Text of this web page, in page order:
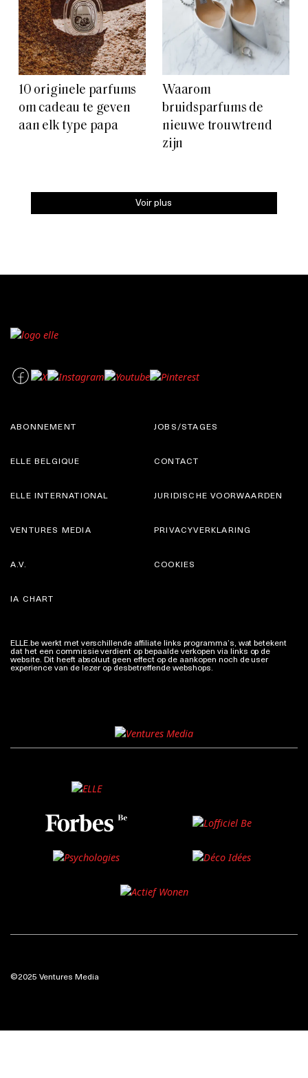
10 originele parfums
om cadeau te geven
aan elk type papa
Waarom
bruidsparfums de
nieuwe trouwtrend
zijn
Voir plus
ABONNEMENT
ELLE BELGIQUE
JOBS/STAGES
CONTACT
ELLE INTERNATIONAL
VENTURES MEDIA
JURIDISCHE VOORWAARDEN
PRIVACYVERKLARING
A.V.
IA CHART
COOKIES
ELLE.be werkt met verschillende affiliate links programma’s, wat betekent
dat het een commissie verdient op bepaalde verkopen via links op de
website. Dit heeft absoluut geen effect op de aankopen noch de user
experience van de lezer op desbetreffende webshops.
©2025 Ventures Media